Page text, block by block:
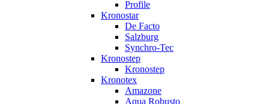
Profile
Kronostar
De Facto
Salzburg
Synchro-Tec
Kronostep
Kronostep
Kronotex
Amazone
Aqua Robusto